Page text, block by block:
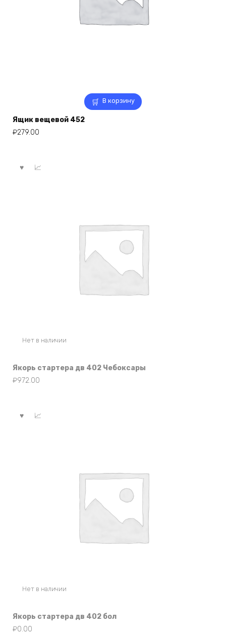
В корзину
Ящик вещевой 452
₽279.00
Нет в наличии
Якорь стартера дв 402 Чебоксары
₽972.00
Нет в наличии
Якорь стартера дв 402 бол
₽0.00